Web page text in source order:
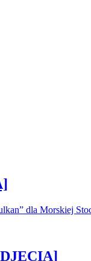
dla Morskiej